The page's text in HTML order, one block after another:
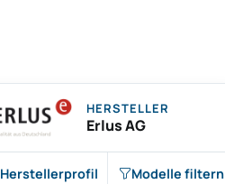
HERSTELLER
Erlus AG
Herstellerprofil Modelle filtern